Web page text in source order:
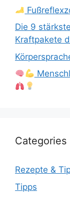
Die 9
Kraftpakete
Categories
Rezepte &
Tipps